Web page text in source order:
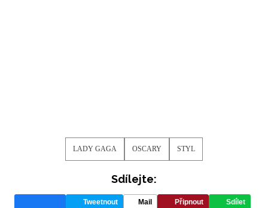
LADY GAGA OSCARY STYL
Sdílejte:
Tweetnout Mail Připnout Sdílet